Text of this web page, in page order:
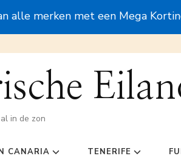
alle merken met een Mega
in de zon
CANARIA TENERIFE